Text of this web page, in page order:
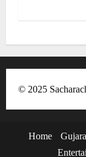
i
o
n
© 2025
Home